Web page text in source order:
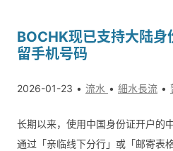
BOCHK现已支持大陆身
留手机号码
2026-01-23 流水 細水長流
长期以来，使用中国身份证开户的
通过「亲临线下分行」或「邮寄表